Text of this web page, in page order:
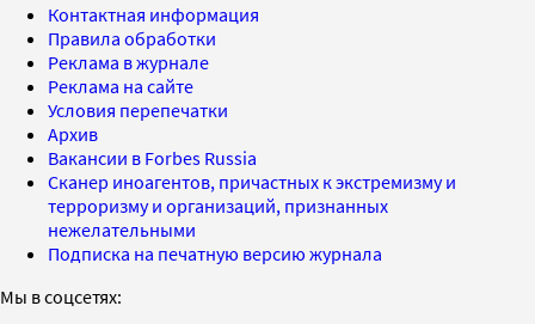
Контактная информация
Правила обработки
Реклама в журнале
Реклама на сайте
Условия перепечатки
Архив
Вакансии в Forbes Russia
Сканер иноагентов, причастных к экстремизму и
терроризму и организаций, признанных
нежелательными
Подписка на печатную версию журнала
Мы в соцсетях: